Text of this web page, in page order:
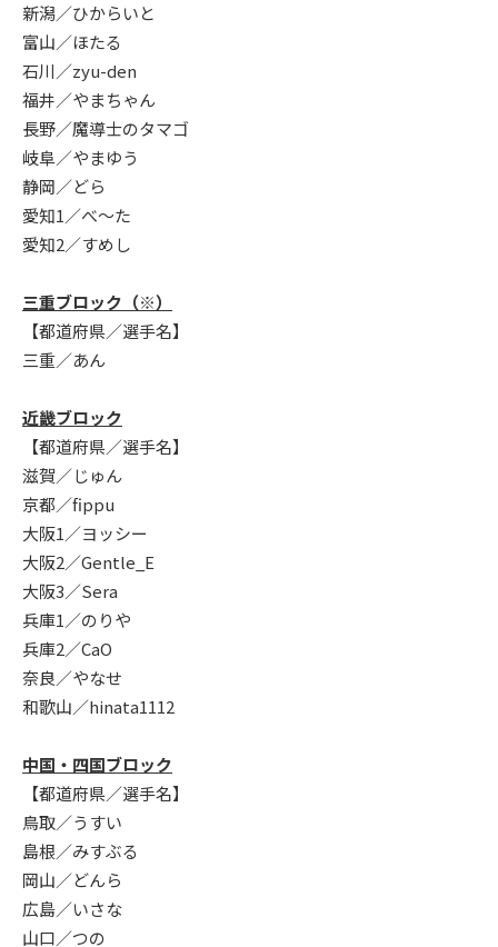
新潟／ひからいと
富山／ほたる
石川／zyu-den
福井／やまちゃん
長野／魔導士のタマゴ
岐阜／やまゆう
静岡／どら
愛知1／べ～た
愛知2／すめし
三重ブロック（※）
【都道府県／選手名】
三重／あん
近畿ブロック
【都道府県／選手名】
滋賀／じゅん
京都／fippu
大阪1／ヨッシー
大阪2／Gentle_E
大阪3／Sera
兵庫1／のりや
兵庫2／CaO
奈良／やなせ
和歌山／hinata1112
中国・四国ブロック
【都道府県／選手名】
鳥取／うすい
島根／みすぶる
岡山／どんら
広島／いさな
山口／つの